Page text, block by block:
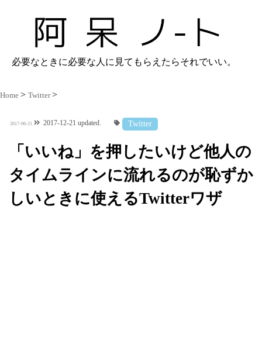
必要なときに必要な人に見てもらえたらそれでいい。
Home Twitter
2017-06-21 2017-12-21 updated. Twitter
「いいね」を押したいけど他人の
タイムラインに流れるのが恥ずか
しいときに使えるTwitterワザ